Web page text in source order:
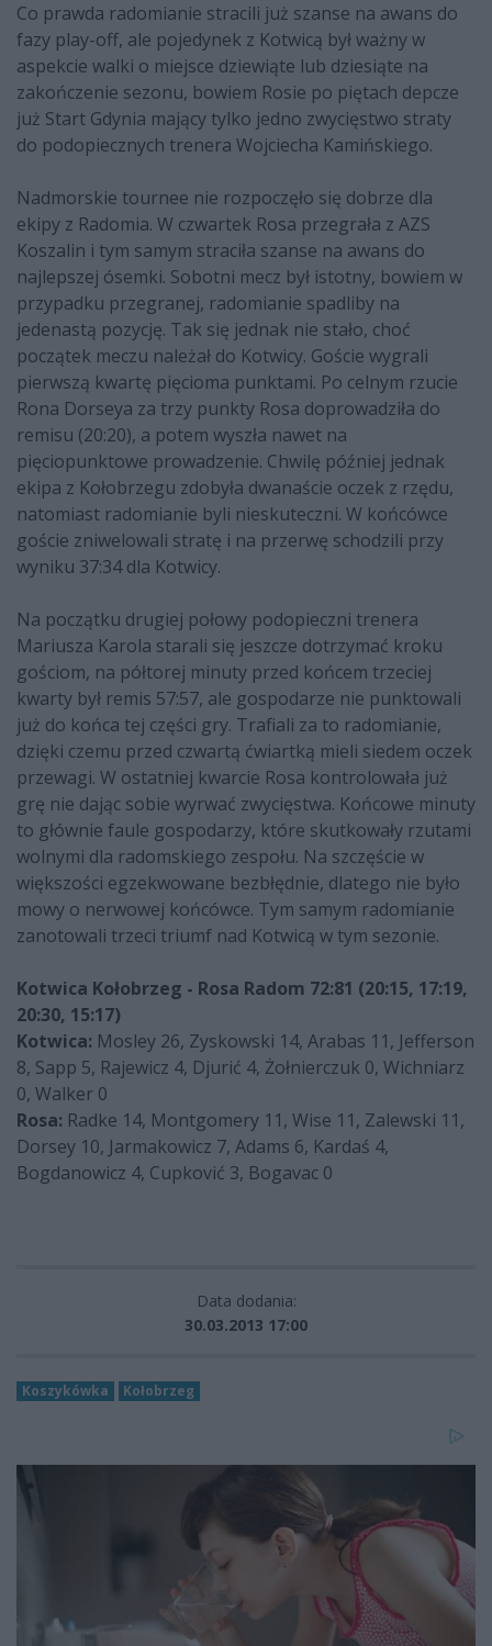
Co prawda radomianie stracili już szanse na awans do
fazy play-off, ale pojedynek z Kotwicą był ważny w
aspekcie walki o miejsce dziewiąte lub dziesiąte na
zakończenie sezonu, bowiem Rosie po piętach depcze
już Start Gdynia mający tylko jedno zwycięstwo straty
do podopiecznych trenera Wojciecha Kamińskiego.
Nadmorskie tournee nie rozpoczęło się dobrze dla
ekipy z Radomia. W czwartek Rosa przegrała z AZS
Koszalin i tym samym straciła szanse na awans do
najlepszej ósemki. Sobotni mecz był istotny, bowiem w
przypadku przegranej, radomianie spadliby na
jedenastą pozycję. Tak się jednak nie stało, choć
początek meczu należał do Kotwicy. Goście wygrali
pierwszą kwartę pięcioma punktami. Po celnym rzucie
Rona Dorseya za trzy punkty Rosa doprowadziła do
remisu (20:20), a potem wyszła nawet na
pięciopunktowe prowadzenie. Chwilę później jednak
ekipa z Kołobrzegu zdobyła dwanaście oczek z rzędu,
natomiast radomianie byli nieskuteczni. W końcówce
goście zniwelowali stratę i na przerwę schodzili przy
wyniku 37:34 dla Kotwicy.
Na początku drugiej połowy podopieczni trenera
Mariusza Karola starali się jeszcze dotrzymać kroku
gościom, na półtorej minuty przed końcem trzeciej
kwarty był remis 57:57, ale gospodarze nie punktowali
już do końca tej części gry. Trafiali za to radomianie,
dzięki czemu przed czwartą ćwiartką mieli siedem oczek
przewagi. W ostatniej kwarcie Rosa kontrolowała już
grę nie dając sobie wyrwać zwycięstwa. Końcowe minuty
to głównie faule gospodarzy, które skutkowały rzutami
wolnymi dla radomskiego zespołu. Na szczęście w
większości egzekwowane bezbłędnie, dlatego nie było
mowy o nerwowej końcówce. Tym samym radomianie
zanotowali trzeci triumf nad Kotwicą w tym sezonie.
Kotwica Kołobrzeg - Rosa Radom 72:81 (20:15, 17:19,
20:30, 15:17)
Kotwica: Mosley 26, Zyskowski 14, Arabas 11, Jefferson
8, Sapp 5, Rajewicz 4, Djurić 4, Żołnierczuk 0, Wichniarz
0, Walker 0
Rosa: Radke 14, Montgomery 11, Wise 11, Zalewski 11,
Dorsey 10, Jarmakowicz 7, Adams 6, Kardaś 4,
Bogdanowicz 4, Cupković 3, Bogavac 0
Data dodania:
30.03.2013 17:00
Koszykówka Kołobrzeg